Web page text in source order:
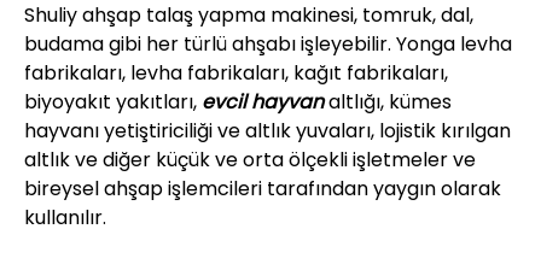
Shuliy ahşap talaş yapma makinesi, tomruk, dal,
budama gibi her türlü ahşabı işleyebilir. Yonga levha
fabrikaları, levha fabrikaları, kağıt fabrikaları,
biyoyakıt yakıtları, evcil hayvanaltlığı, kümes
hayvanı yetiştiriciliği ve altlık yuvaları, lojistik kırılgan
altlık ve diğer küçük ve orta ölçekli işletmeler ve
bireysel ahşap işlemcileri tarafından yaygın olarak
kullanılır.